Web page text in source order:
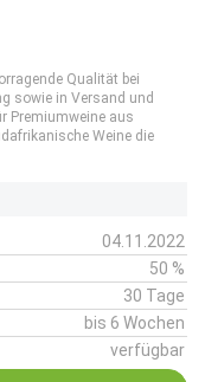
Qualität bei
sowie in Versand und
Premiumweine aus
Weine die
04.11.2022
50 %
30 Tage
bis 6 Wochen
verfügbar